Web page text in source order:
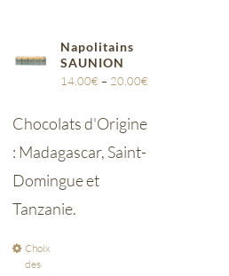
Napolitains
SAUNION
14,00€ – 20,00€
Chocolats d'Origine
: Madagascar, Saint-
Domingue et
Tanzanie.
Choix
des